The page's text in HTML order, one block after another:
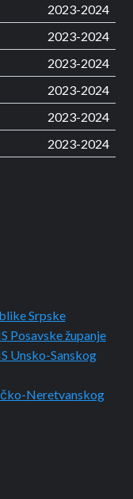
2023-2024
2023-2024
2023-2024
2023-2024
2023-2024
2023-2024
Srpske
Posavske županje
Unsko-Sanskog
Neretvanskog